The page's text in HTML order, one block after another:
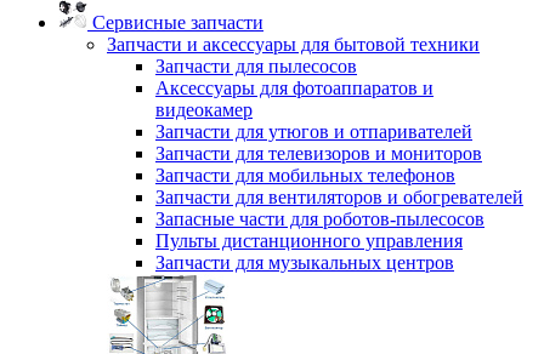
Сервисные запчасти
Запчасти и аксессуары для бытовой техники
Запчасти для пылесосов
Аксессуары для фотоаппаратов и
видеокамер
Запчасти для утюгов и отпаривателей
Запчасти для телевизоров и мониторов
Запчасти для мобильных телефонов
Запчасти для вентиляторов и обогревателей
Запасные части для роботов-пылесосов
Пульты дистанционного управления
Запчасти для музыкальных центров